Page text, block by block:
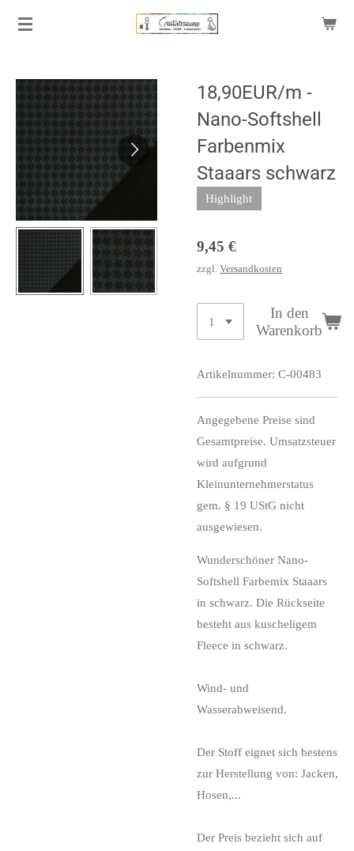
Zum
18,90EUR/m -
Nano-Softshell
Farbenmix
Staaars schwarz
Highlight
9,45 €
zzgl. Versandkosten
In den
Warenkorb
Artikelnummer: C-00483
Angegebene Preise sind
Gesamtpreise. Umsatzsteuer
wird aufgrund
Kleinunternehmerstatus
gem. § 19 UStG nicht
ausgewiesen.
Wunderschöner Nano-
Softshell Farbemix Staaars
in schwarz. Die Rückseite
besteht aus kuscheligem
Fleece in schwarz.
Wind- und
Wasserabweisend.
Der Stoff eignet sich bestens
zur Herstellung von: Jacken,
Hosen,...
Der Preis bezieht sich auf